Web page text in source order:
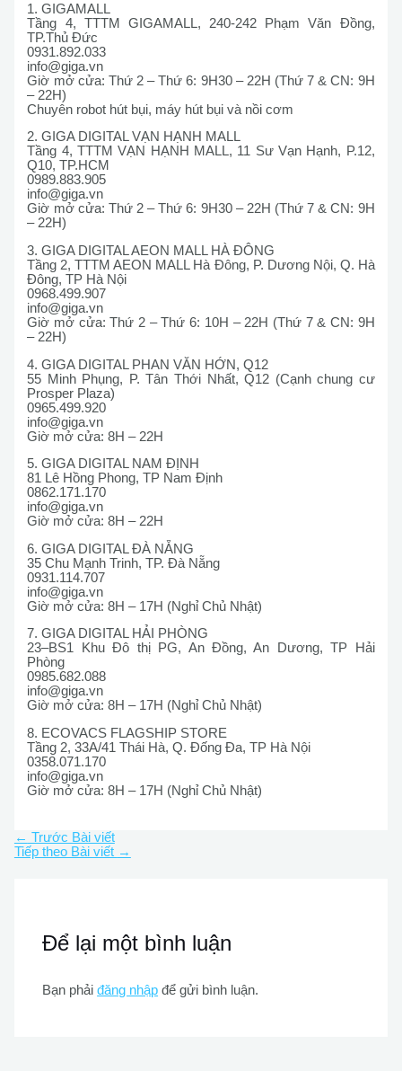
1. GIGAMALL
Tầng 4, TTTM GIGAMALL, 240-242 Phạm Văn Đồng,
TP.Thủ Đức
0931.892.033
info@giga.vn
Giờ mở cửa: Thứ 2 – Thứ 6: 9H30 – 22H (Thứ 7 & CN: 9H
– 22H)
Chuyên robot hút bụi, máy hút bụi và nồi cơm
2. GIGA DIGITAL VẠN HẠNH MALL
Tầng 4, TTTM VẠN HẠNH MALL, 11 Sư Vạn Hạnh, P.12,
Q10, TP.HCM
0989.883.905
info@giga.vn
Giờ mở cửa: Thứ 2 – Thứ 6: 9H30 – 22H (Thứ 7 & CN: 9H
– 22H)
3. GIGA DIGITAL AEON MALL HÀ ĐÔNG
Tầng 2, TTTM AEON MALL Hà Đông, P. Dương Nội, Q. Hà
Đông, TP Hà Nội
0968.499.907
info@giga.vn
Giờ mở cửa: Thứ 2 – Thứ 6: 10H – 22H (Thứ 7 & CN: 9H
– 22H)
4. GIGA DIGITAL PHAN VĂN HỚN, Q12
55 Minh Phụng, P. Tân Thới Nhất, Q12 (Cạnh chung cư
Prosper Plaza)
0965.499.920
info@giga.vn
Giờ mở cửa: 8H – 22H
5. GIGA DIGITAL NAM ĐỊNH
81 Lê Hồng Phong, TP Nam Định
0862.171.170
info@giga.vn
Giờ mở cửa: 8H – 22H
6. GIGA DIGITAL ĐÀ NẴNG
35 Chu Mạnh Trinh, TP. Đà Nẵng
0931.114.707
info@giga.vn
Giờ mở cửa: 8H – 17H (Nghỉ Chủ Nhật)
7. GIGA DIGITAL HẢI PHÒNG
23–BS1 Khu Đô thị PG, An Đồng, An Dương, TP Hải
Phòng
0985.682.088
info@giga.vn
Giờ mở cửa: 8H – 17H (Nghỉ Chủ Nhật)
8. ECOVACS FLAGSHIP STORE
Tầng 2, 33A/41 Thái Hà, Q. Đống Đa, TP Hà Nội
0358.071.170
info@giga.vn
Giờ mở cửa: 8H – 17H (Nghỉ Chủ Nhật)
← Trước Bài viết
Tiếp theo Bài viết →
Để lại một bình luận
Bạn phảiđăng nhập để gửi bình luận.